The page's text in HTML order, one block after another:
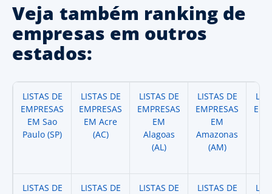
Veja também ranking de
empresas em outros
estados:
LISTAS DE
EMPRESAS
EM Sao
Paulo (SP)
LISTAS DE
EMPRESAS
EM Acre
(AC)
LISTAS DE
EMPRESAS
EM
Alagoas
(AL)
LISTAS DE
EMPRESAS
EM
Amazonas
(AM)
LISTAS DE
LISTAS DE
LISTAS DE
LISTAS DE